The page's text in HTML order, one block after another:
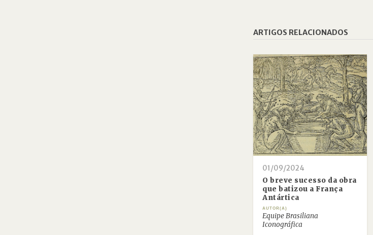
ARTIGOS RELACIONADOS
01/09/2024
O breve sucesso da obra
que batizou a França
Antártica
AUTOR(A)
Equipe Brasiliana
Iconográfica